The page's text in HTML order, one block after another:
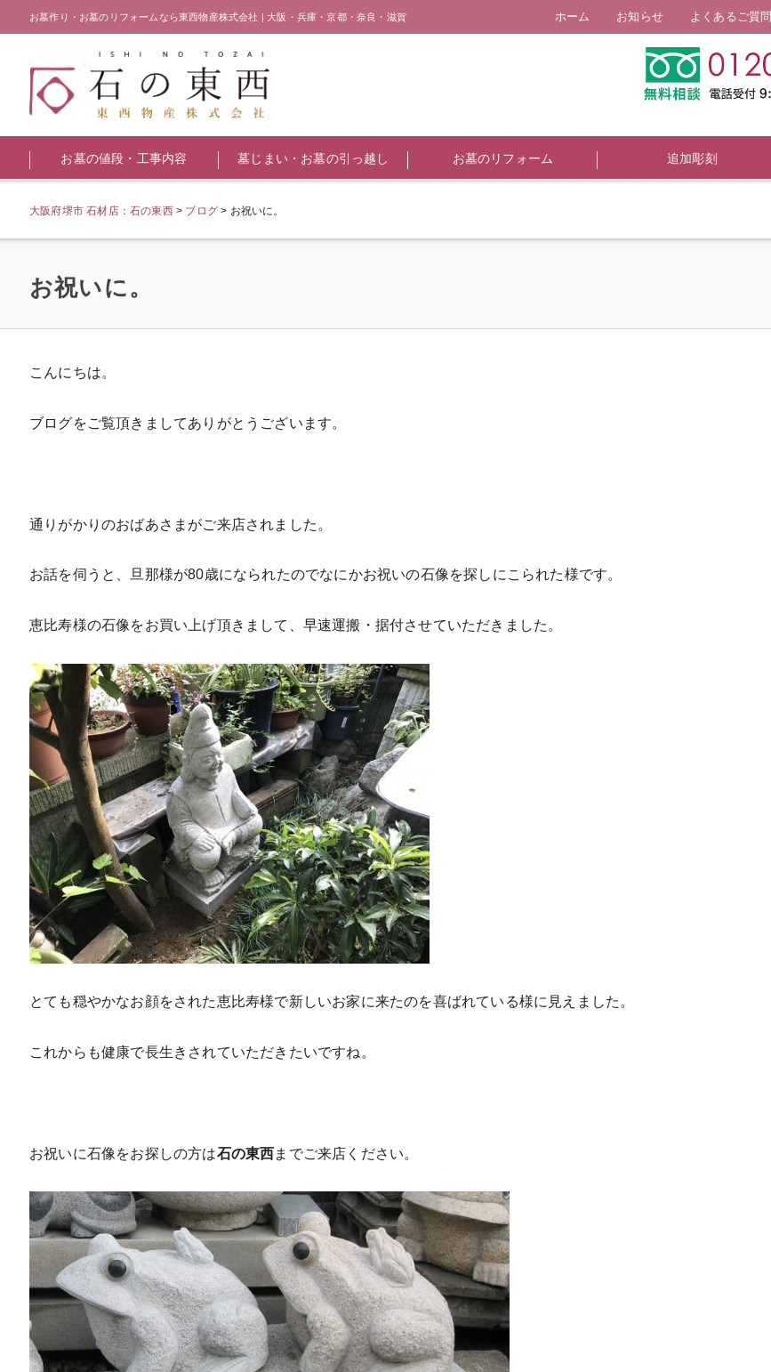
お墓作り・お墓のリフォームなら東西物産株式会社 | 大阪・兵庫・京都・奈良・滋賀 ホーム お知らせ よくあるご質問
お墓の値段・工事内容 墓じまい・お墓の引っ越し お墓のリフォーム 追加彫刻
大阪府堺市 石材店：石の東西> ブログ > お祝いに。
お祝いに。
こんにちは。
ブログをご覧頂きましてありがとうございます。
通りがかりのおばあさまがご来店されました。
お話を伺うと、旦那様が80歳になられたのでなにかお祝いの石像を探しにこられた様です。
恵比寿様の石像をお買い上げ頂きまして、早速運搬・据付させていただきました。
とても穏やかなお顔をされた恵比寿様で新しいお家に来たのを喜ばれている様に見えました。
これからも健康で長生きされていただきたいですね。
お祝いに石像をお探しの方は石の東西までご来店ください。